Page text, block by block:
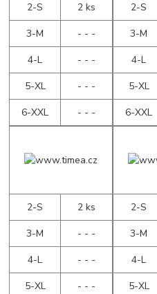
2-S
2 ks
3-M
- - -
4-L
- - -
5-XL
- - -
6-XXL
- - -
2-S
3-M
4-L
5-XL
6-XXL
2-S
2 ks
3-M
- - -
4-L
- - -
5-XL
- - -
2-S
3-M
4-L
5-XL